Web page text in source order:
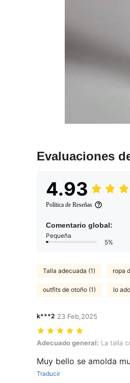
Evaluaciones
4.93
Política de Reseñas
Comentario global:
Pequeña
5%
Talla adecuada (1) ropa
outfits de otoño (1) lo
k***2 23 Feb,2025
Adecuado general: La talla
Adecuado general: La talla
Muy bello se amolda
Traducir